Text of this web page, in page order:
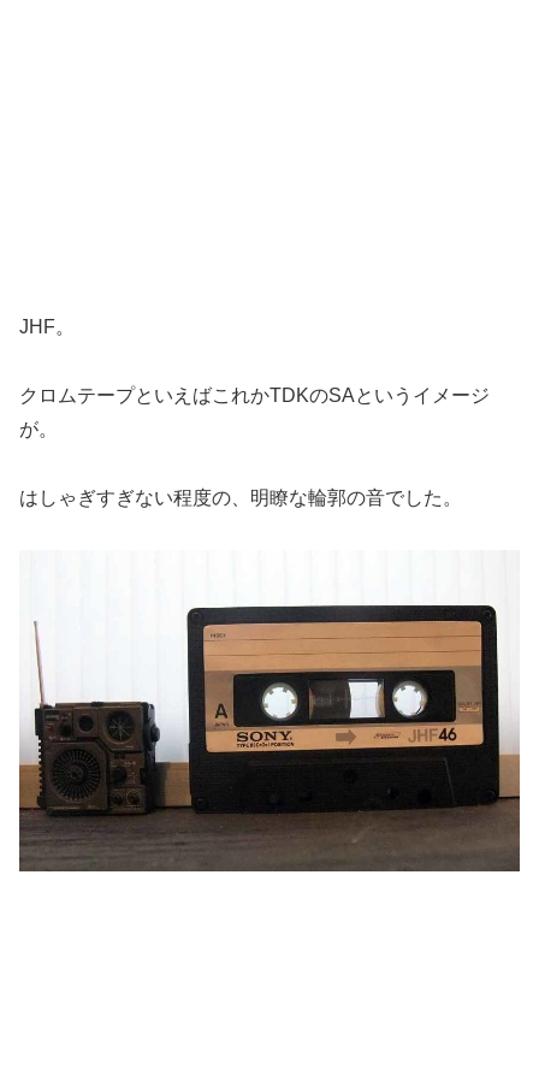
JHF。
クロムテープといえばこれかTDKのSAというイメージ
が。
はしゃぎすぎない程度の、明瞭な輪郭の音でした。